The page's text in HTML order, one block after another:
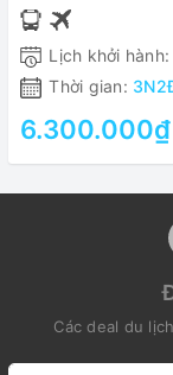
Lịch khởi
Thời gian:
6.300.000₫
Các deal du